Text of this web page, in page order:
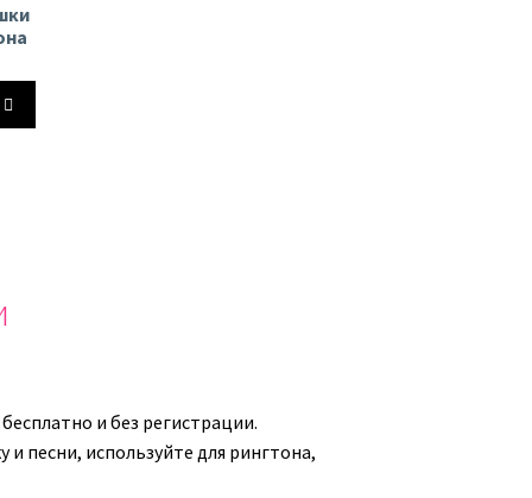
и без регистрации.
песни, используйте для рингтона,